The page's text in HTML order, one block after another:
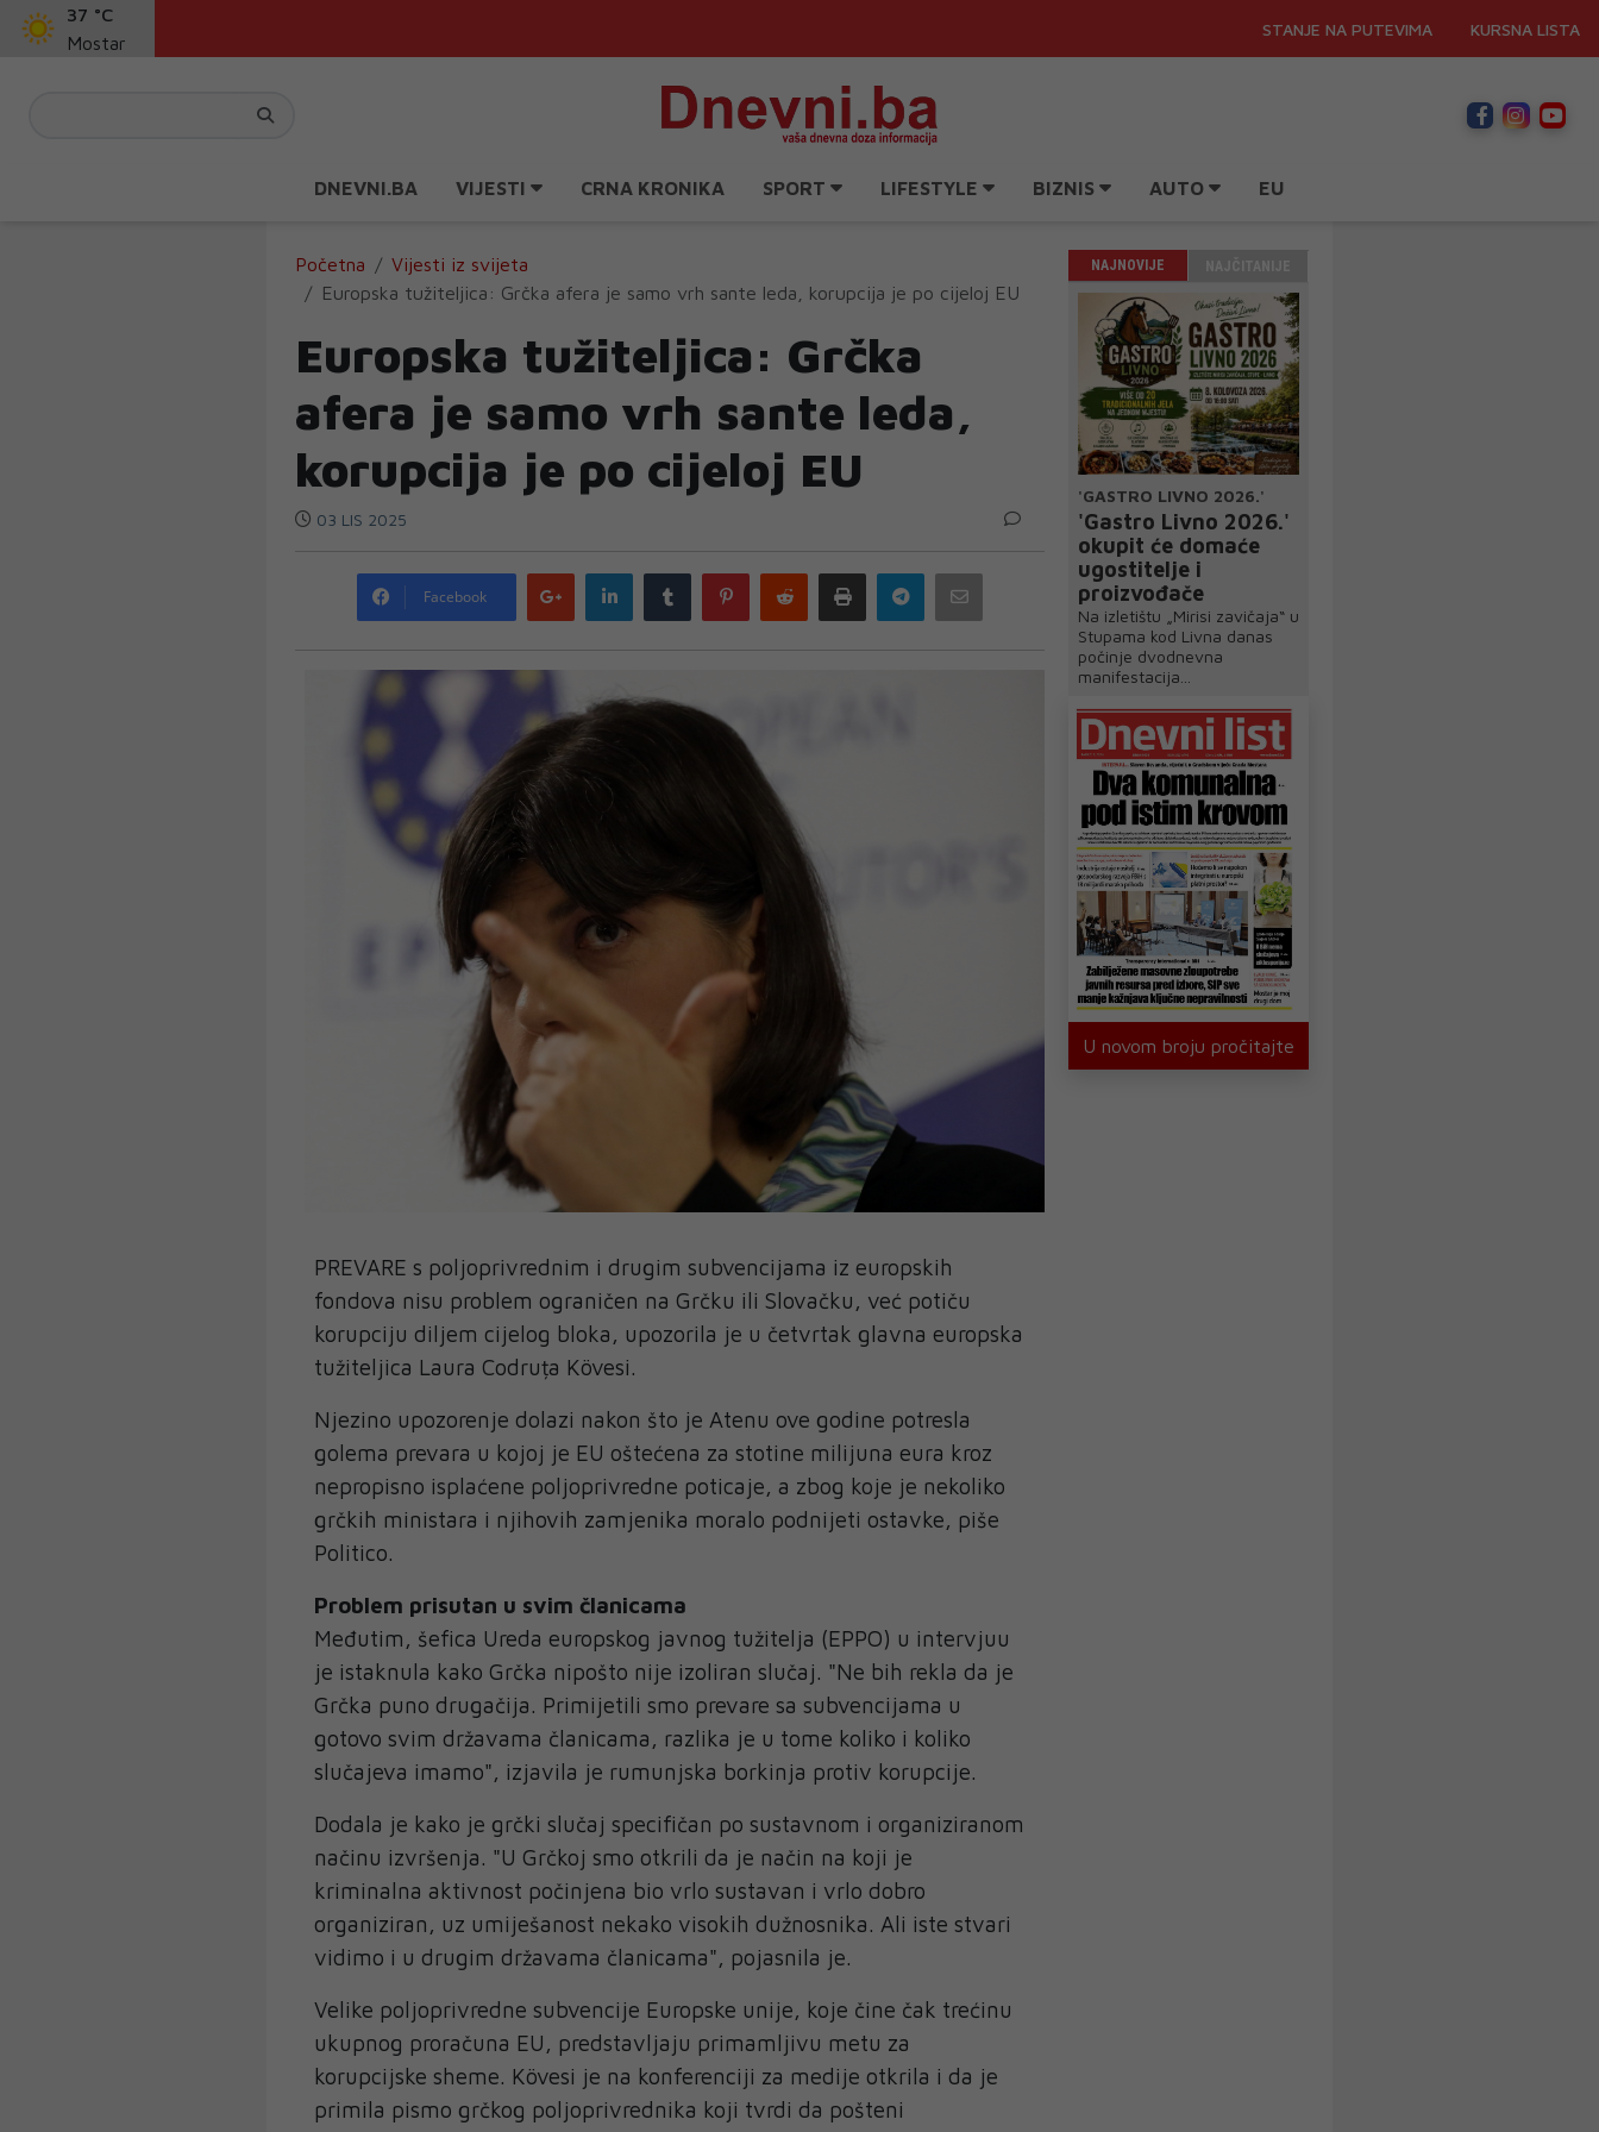
37 °C
Mostar
STANJE NA PUTEVIMA KURSNA LISTA
DNEVNI.BA VIJESTI CRNA KRONIKA SPORT LIFESTYLE BIZNIS AUTO EU
Početna
Vijesti iz svijeta
Europska tužiteljica: Grčka afera je samo vrh sante leda, korupcija je po cijeloj EU
Europska tužiteljica: Grčka
afera je samo vrh sante leda,
korupcija je po cijeloj EU
03 LIS 2025
Facebook
Google
plus
LinkedIn Tumblr PinterestReddit Print Telegram
PREVARE s poljoprivrednim i drugim subvencijama iz europskih
fondova nisu problem ograničen na Grčku ili Slovačku, već potiču
korupciju diljem cijelog bloka, upozorila je u četvrtak glavna europska
tužiteljica Laura Codruța Kövesi.
Njezino upozorenje dolazi nakon što je Atenu ove godine potresla
golema prevara u kojoj je EU oštećena za stotine milijuna eura kroz
nepropisno isplaćene poljoprivredne poticaje, a zbog koje je nekoliko
grčkih ministara i njihovih zamjenika moralo podnijeti ostavke, piše
Politico.
Problem prisutan u svim članicama
Međutim, šefica Ureda europskog javnog tužitelja (EPPO) u intervjuu
je istaknula kako Grčka nipošto nije izoliran slučaj. "Ne bih rekla da je
Grčka puno drugačija. Primijetili smo prevare sa subvencijama u
gotovo svim državama članicama, razlika je u tome koliko i koliko
slučajeva imamo", izjavila je rumunjska borkinja protiv korupcije.
Dodala je kako je grčki slučaj specifičan po sustavnom i organiziranom
načinu izvršenja. "U Grčkoj smo otkrili da je način na koji je
kriminalna aktivnost počinjena bio vrlo sustavan i vrlo dobro
organiziran, uz umiješanost nekako visokih dužnosnika. Ali iste stvari
vidimo i u drugim državama članicama", pojasnila je.
Velike poljoprivredne subvencije Europske unije, koje čine čak trećinu
ukupnog proračuna EU, predstavljaju primamljivu metu za
korupcijske sheme. Kövesi je na konferenciji za medije otkrila i da je
primila pismo grčkog poljoprivrednika koji tvrdi da pošteni
NAJNOVIJE
'GASTRO LIVNO 2026.'
'Gastro Livno 2026.'
okupit će domaće
ugostitelje i
proizvođače
Na izletištu „Mirisi zavičaja“ u
Stupama kod Livna danas
počinje dvodnevna
manifestacija...
U novom broju pročitajte